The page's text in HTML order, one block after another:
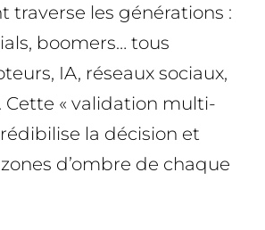
traverse les générations :
boomers… tous
IA, réseaux sociaux,
Cette « validation multi-
la décision et
d’ombre de chaque